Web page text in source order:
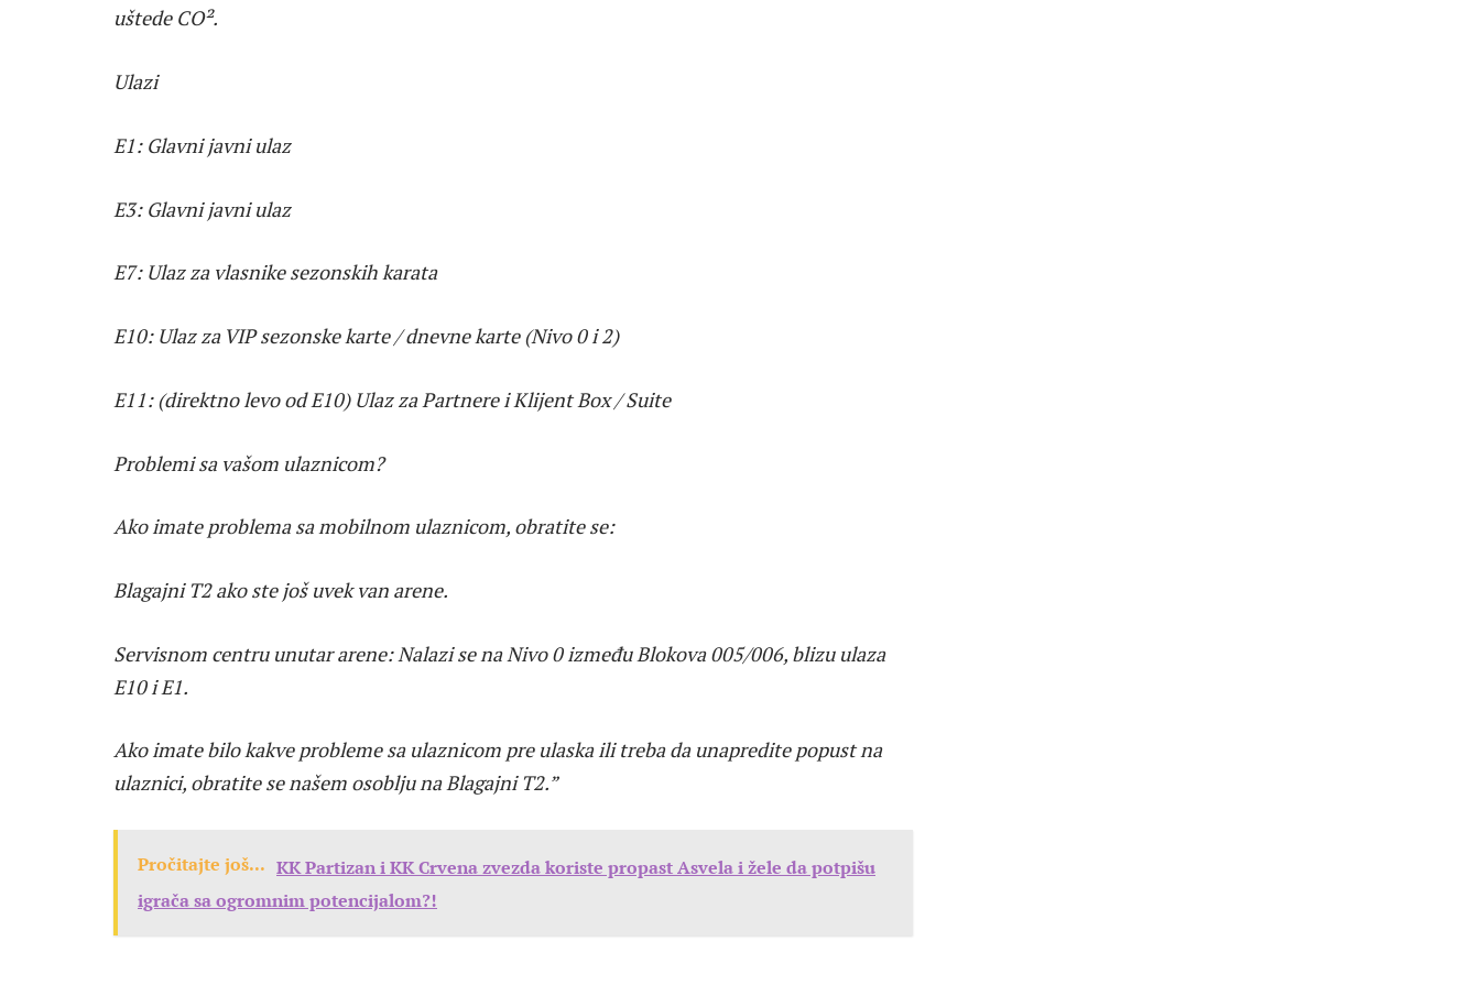
uštede CO².
Ulazi
E1: Glavni javni ulaz
E3: Glavni javni ulaz
E7: Ulaz za vlasnike sezonskih karata
E10: Ulaz za VIP sezonske karte / dnevne karte (Nivo 0 i 2)
E11: (direktno levo od E10) Ulaz za Partnere i Klijent Box / Suite
Problemi sa vašom ulaznicom?
Ako imate problema sa mobilnom ulaznicom, obratite se:
Blagajni T2 ako ste još uvek van arene.
Servisnom centru unutar arene: Nalazi se na Nivo 0 između Blokova 005/006, blizu ulaza
E10 i E1.
Ako imate bilo kakve probleme sa ulaznicom pre ulaska ili treba da unapredite popust na
ulaznici, obratite se našem osoblju na Blagajni T2.”
Pročitajte još... KK Partizan i KK Crvena zvezda koriste propast Asvela i žele da potpišu
igrača sa ogromnim potencijalom?!